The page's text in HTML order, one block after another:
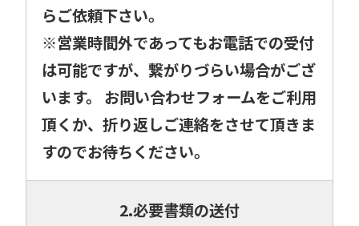
らご依頼下さい。
※営業時間外であってもお電話での受付
は可能ですが、繋がりづらい場合がござ
います。 お問い合わせフォームをご利用
頂くか、折り返しご連絡をさせて頂きま
すのでお待ちください。
2.必要書類の送付